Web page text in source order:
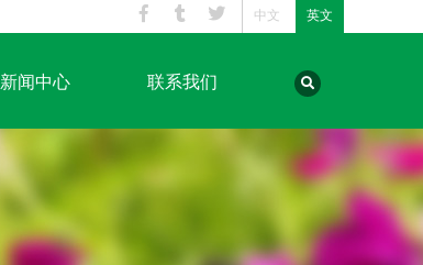
中文 英文
新闻中心 联系我们